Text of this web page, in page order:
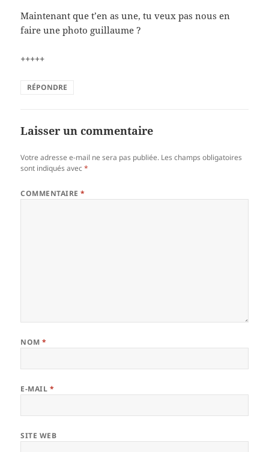
Maintenant que t’en as une, tu veux pas nous en
faire une photo guillaume ?
+++++
RÉPONDRE
Laisser un commentaire
Votre adresse e-mail ne sera pas publiée. Les champs obligatoires
sont indiqués avec*
COMMENTAIRE*
NOM*
E-MAIL *
SITE WEB